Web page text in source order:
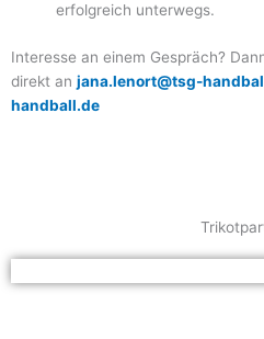
erfolgreich unterwegs.
Interesse an einem Gespräch?
direkt an jana.lenort@tsg-
handball.de